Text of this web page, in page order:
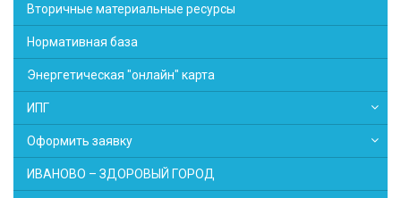
Вторичные материальные ресурсы
Нормативная база
Энергетическая "онлайн" карта
ИПГ
Оформить заявку
ИВАНОВО – ЗДОРОВЫЙ ГОРОД